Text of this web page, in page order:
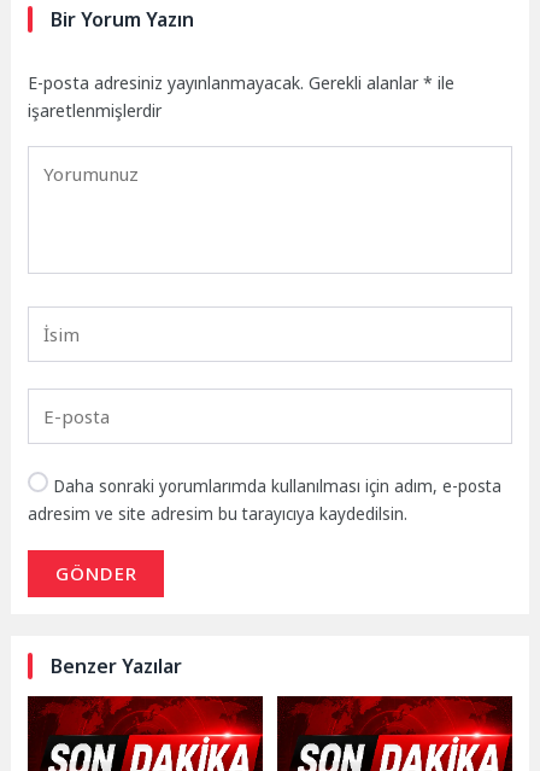
Bir Yorum Yazın
E-posta adresiniz yayınlanmayacak. Gerekli alanlar* ile
işaretlenmişlerdir
Daha sonraki yorumlarımda kullanılması için adım, e-posta
adresim ve site adresim bu tarayıcıya kaydedilsin.
GÖNDER
Benzer Yazılar